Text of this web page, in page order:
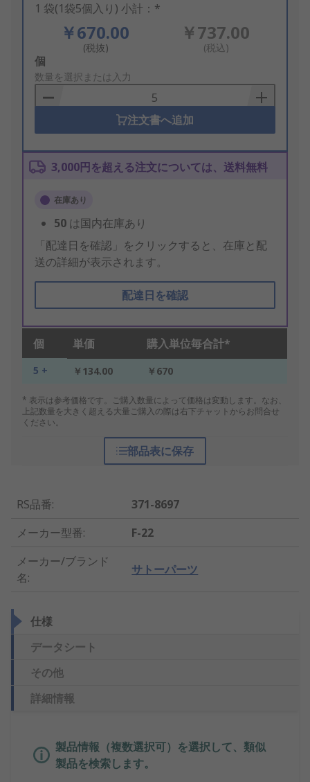
1 袋(1袋5個入り) 小計：*
￥670.00
(税抜)
￥737.00
(税込)
Add
to
Basket
個
数量を選択または入力
注文書へ追加
3,000円を超える注文については、送料無料
在庫あり
50 は国内在庫あり
「配達日を確認」をクリックすると、在庫と配
送の詳細が表示されます。
配達日を確認
個 単価 購入単位毎合計*
5 + ￥134.00 ￥670
* 表示は参考価格です。ご購入数量によって価格は変動します。なお、
上記数量を大きく超える大量ご購入の際は右下チャットからお問合せ
ください。
部品表に保存
RS品番:
371-8697
メーカー型番:
F-22
メーカー/ブランド
名:
サトーパーツ
仕様
データシート
その他
詳細情報
製品情報（複数選択可）を選択して、類似
製品を検索します。